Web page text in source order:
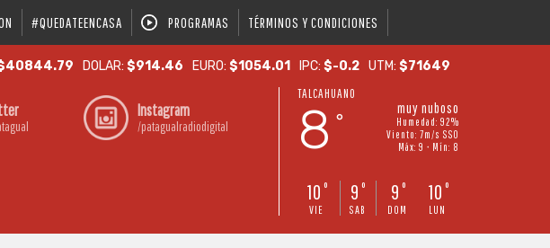
#QUEDATEENCASA PROGRAMAS TÉRMINOS Y CONDICIONES
DOLAR:$914.46 EURO:$1054.01 IPC:$-0.2 UTM:$71649
Instagram
/patagualradiodigital
TALCAHUANO
8 °
muy nuboso
Humedad: 92%
Viento: 7m/s SSO
Máx: 9 • Mín: 8
10 °
VIE
9 °
SAB
9 °
DOM
10 °
LUN